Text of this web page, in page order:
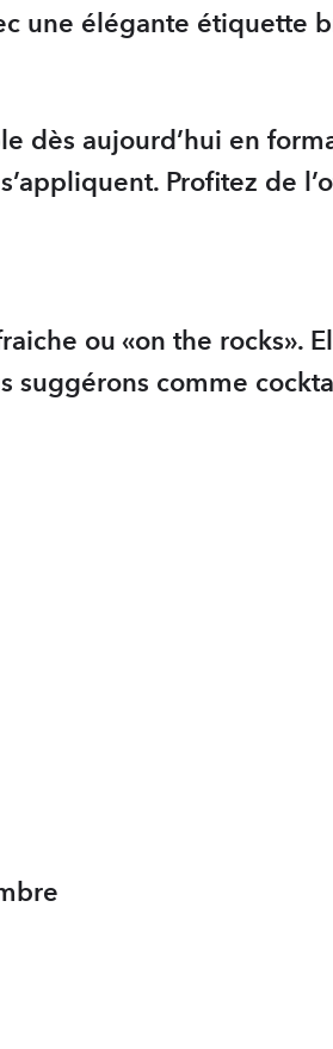
une élégante étiquette
dès aujourd’hui en
Profitez de
ou «on the rocks».
suggérons comme